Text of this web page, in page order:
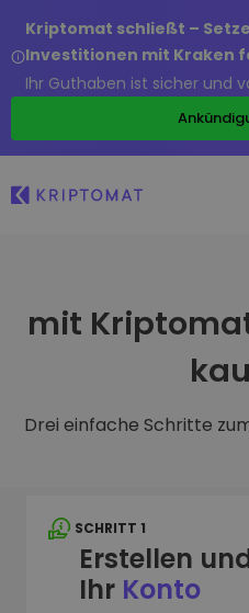
Kriptomat schließt –
Investitionen mit Kraken
Ihr Guthaben ist sicher und
mit
Drei einfache Schritte
SCHRITT 1
Erstellen
Ihr Konto